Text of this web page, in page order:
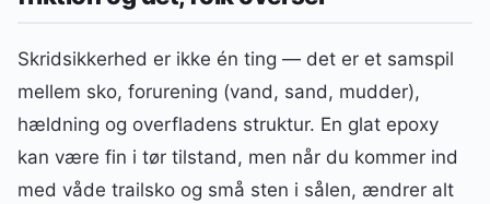
Skridsikkerhed er ikke én ting — det er et samspil
mellem sko, forurening (vand, sand, mudder),
hældning og overfladens struktur. En glat epoxy
kan være fin i tør tilstand, men når du kommer ind
med våde trailsko og små sten i sålen, ændrer alt